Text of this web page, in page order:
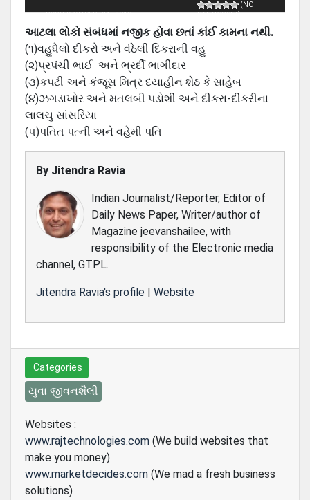
POSTED ON SEP - 21 - 2010
(NO
RATINGS YET)
આટલા લોકો સંબંધમાં નજીક હોવા છતાં કાંઈ કામના નથી.
(૧)વહુધેલો દીકરો અને વંઠેલી દિકરાની વહુ
(૨)પ્રપંચી ભાઈ અને ભ્રર્દી ભાગીદાર
(૩)કપટી અને કંજૂસ મિત્ર દયાહીન શેઠ કે સાહેબ
(૪)ઝગડાખોર અને મતલબી પડોશી અને દીકરા-દીકરીના
લાલચુ સાંસરિયા
(૫)પતિત પત્ની અને વહેમી પતિ
By Jitendra Ravia
Indian Journalist/Reporter, Editor of
Daily News Paper, Writer/author of
Magazine jeevanshailee, with
responsibility of the Electronic media
channel, GTPL.
Jitendra Ravia's profile | Website
Categories
યુવા જીવનશૈલી
Websites :
www.rajtechnologies.com (We build websites that
make you money)
www.marketdecides.com (We mad a fresh business
solutions)